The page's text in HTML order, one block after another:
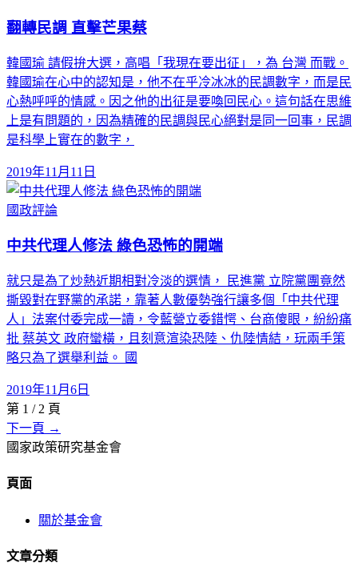
翻轉民調 直擊芒果蔡
韓國瑜 請假拚大選，高唱「我現在要出征」，為 台灣 而戰。
韓國瑜在心中的認知是，他不在乎冷冰冰的民調數字，而是民
心熱呼呼的情感。因之他的出征是要喚回民心。這句話在思維
上是有問題的，因為精確的民調與民心絕對是同一回事，民調
是科學上實在的數字，
2019年11月11日
國政評論
中共代理人修法 綠色恐怖的開端
就只是為了炒熱近期相對冷淡的選情， 民進黨 立院黨團竟然
撕毀對在野黨的承諾，靠著人數優勢強行讓多個「中共代理
人」法案付委完成一讀，令藍營立委錯愕、台商傻眼，紛紛痛
批 蔡英文 政府蠻橫，且刻意渲染恐陸、仇陸情結，玩兩手策
略只為了選舉利益。 國
2019年11月6日
第 1 / 2 頁
下一頁 →
國家政策研究基金會
頁面
關於基金會
文章分類